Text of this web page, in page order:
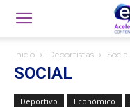
Inicio Deportistas Social
SOCIAL
Deportivo Económico